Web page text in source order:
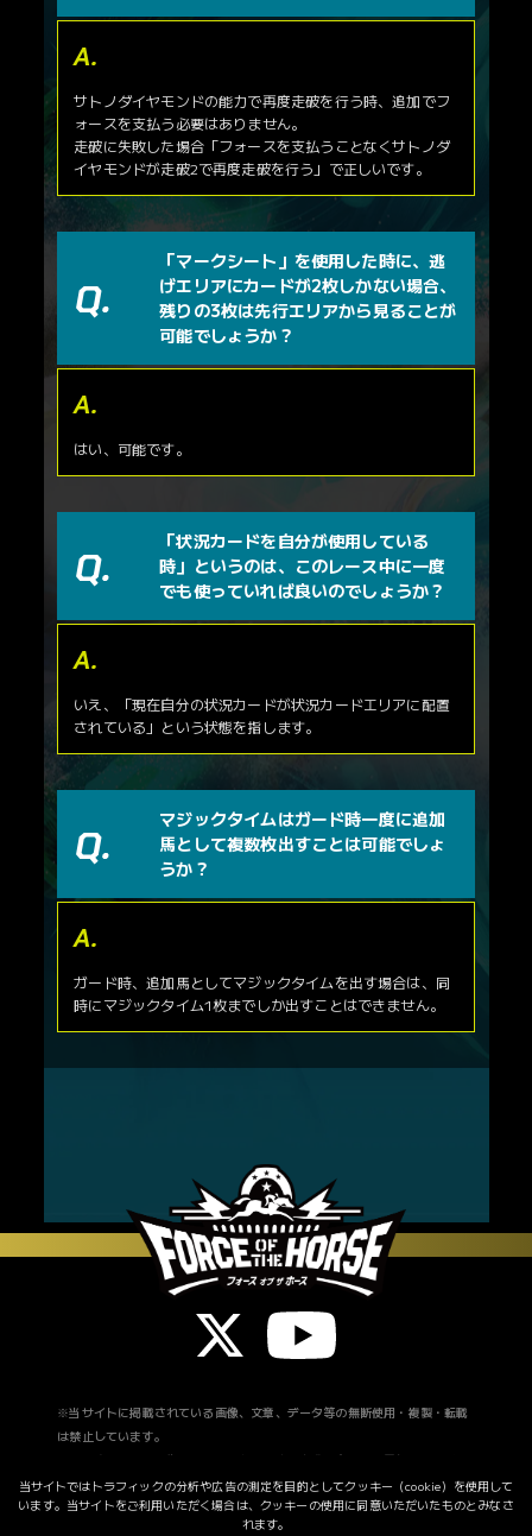
サトノダイヤモンドの能力で再度走破を行う時、追加でフ
ォースを支払う必要はありません。
走破に失敗した場合「フォースを支払うことなくサトノダ
イヤモンドが走破2で再度走破を行う」で正しいです。
「マークシート」を使用した時に、逃
げエリアにカードが2枚しかない場合、
残りの3枚は先行エリアから見ることが
可能でしょうか？
はい、可能です。
「状況カードを自分が使用している
時」というのは、このレース中に一度
でも使っていれば良いのでしょうか？
いえ、「現在自分の状況カードが状況カードエリアに配置
されている」という状態を指します。
マジックタイムはガード時一度に追加
馬として複数枚出すことは可能でしょ
うか？
ガード時、追加馬としてマジックタイムを出す場合は、同
時にマジックタイム1枚までしか出すことはできません。
※当サイトに掲載されている画像、文章、データ等の無断使用・複製・転載
は禁止しています。
※掲載されている画像は開発中のものです。実際の商品とは異なる場合がご
ざいます。
※発売スケジュール等は、予告なく変更になる場合があります。
当サイトではトラフィックの分析や広告の測定を目的としてクッキー（cookie）を使用して
います。 当サイトをご利用いただく場合は、クッキーの使用に同意いただいたものとみなさ
れます。